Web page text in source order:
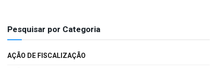
Pesquisar por Categoria
AÇÃO DE FISCALIZAÇÃO